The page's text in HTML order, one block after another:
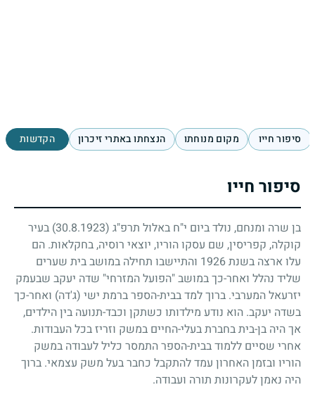
סיפור חייו מקום מנוחתו הנצחתו באתרי זיכרון הקדשות
סיפור חייו
בן שרה ומנחם, נולד ביום י"ח באלול תרפ"ג (30.8.1923)
בעיר
קוקלה, קפריסין, שם עסקו הוריו, יוצאי רוסיה, בחקלאות. הם
עלו ארצה בשנת1926 והתיישבו תחילה במושב בית שערים
שליד נהלל ואחר-כך במושב "הפועל המזרחי" שדה יעקב שבעמק
יזרעאל המערבי. ברוך למד בבית-הספר ברמת ישי (ג'דה) ואחר-כך
בשדה יעקב. הוא נודע מילדותו כשתקן וכבד-תנועה בין הילדים,
אך היה בן-בית בחברת בעלי-החיים במשק וזריז בכל העבודות.
אחרי שסיים ללמוד בבית-הספר התמסר כליל לעבודה במשק
הוריו ובזמן האחרון עמד להתקבל כחבר בעל משק עצמאי. ברוך
היה נאמן לעקרונות תורה ועבודה.